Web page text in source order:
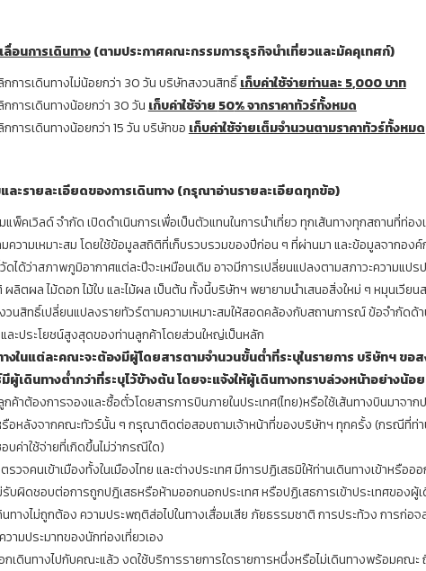
อนการเดินทาง(ตามประกาศคณะกรรมการธุรกิจนำเที่ยวและมัคคุเทศก์)
การเดินทางไม่น้อยกว่า 30 วัน บริษัทสงวนสิทธิ์เก็บค่าใช้จ่ายท่านละ5,000 บาท
การเดินทางน้อยกว่า 30 วันเก็บค่าใช้จ่าย50% จากราคาทัวร์ทั้งหมด
การเดินทางน้อยกว่า 15 วัน บริษัทขอเก็บค่าใช้จ่ายเต็มจำนวนตามราคาทัวร์ทั้งหมด
และรายละเอียดของการเดินทาง (กรุณาอ่านรายละเอียดทุกข้อ)
พ็คเวิลด์ จำกัด เปิดดำเนินการเพื่อเป็นตัวแทนในการนำเที่ยว ทุกเส้นทางทุกสถานที่ท่อง
ความเหมาะสม โดยใช้ข้อมูลสถิติที่เก็บรวบรวมของปีก่อน ๆ ที่ผ่านมา และข้อมูลจากอง
ดได้ว่าสภาพภูมิอากาศแต่ละปีจะเหมือนเดิม อาจมีการเปลี่ยนแปลงตามสภาวะความแ
ลิตผล ไม้ดอก ไม้ใบ และไม้ผล เป็นต้น ทั้งนี้บริษัทฯ พยายามนำเสนอสิ่งใหม่ ๆ หมุนเวียน
วนสิทธิ์เปลี่ยนแปลงรายทัวร์ตามความเหมาะสมให้สอดคล้องกับสถานการณ์ ข้อจำกัดด้
ละประโยชน์สูงสุดของท่านลูกค้าโดยส่วนใหญ่เป็นหลัก
างในแต่ละคณะจะต้องมีผู้โดยสารตามจำนวนขั้นต่ำที่ระบุในรายการ บริษัทฯ ขอ
ผู้เดินทางต่ำกว่าที่ระบุไว้ข้างต้นโดยจะแจ้งให้ผู้เดินทางทราบล่วงหน้าอย่างน้อย
ค้าต้องการจองและซื้อตั๋วโดยสารการบินภายในประเทศ(ไทย)หรือใช้เส้นทางบินมาจาก
อหลังจากคณะทัวร์นั้น ๆ กรุณาติดต่อสอบถามเจ้าหน้าที่ของบริษัทฯ ทุกครั้ง (กรณีที่ท่
บค่าใช้จ่ายที่เกิดขึ้นไม่ว่ากรณีใด)
วจคนเข้าเมืองทั้งในเมืองไทย และต่างประเทศ มีการปฏิเสธมิให้ท่านเดินทางเข้าหรือ
บผิดชอบต่อการถูกปฎิเสธหรือห้ามออกนอกประเทศ หรือปฏิเสธการเข้าประเทศของผู้
นทางไม่ถูกต้อง ความประพฤติส่อไปในทางเสื่อมเสีย ภัยธรรมชาติ การประท้วง การก่อ
วามประมาทของนักท่องเที่ยวเอง
กเดินทางไปกับคณะแล้ว งดใช้บริการรายการใดรายการหนึ่งหรือไม่เดินทางพร้อมคณ